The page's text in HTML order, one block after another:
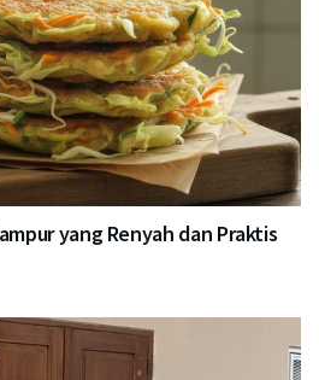
yang Renyah dan Praktis